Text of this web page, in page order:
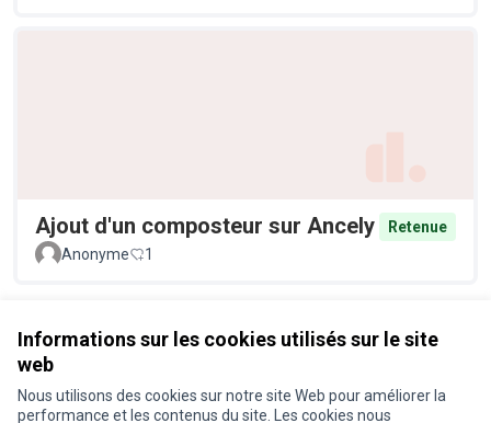
Informations sur les cookies utilisés sur le site
web
Nous utilisons des cookies sur notre site Web pour améliorer la
performance et les contenus du site. Les cookies nous
Ajout d'un composteur sur Ancely
Retenue
Anonyme
1
Conditions d'utilisation